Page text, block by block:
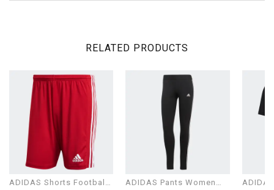
RELATED PRODUCTS
ADIDAS Shorts Football
ADIDAS Pants Women